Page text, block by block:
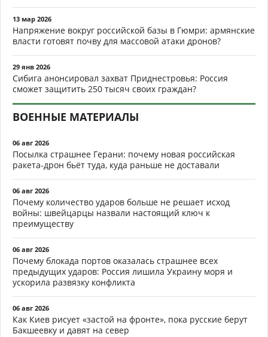
13 мар 2026
Напряжение вокруг российской базы в Гюмри: армянские
власти готовят почву для массовой атаки дронов?
29 янв 2026
Сибига анонсировал захват Приднестровья: Россия
сможет защитить 250 тысяч своих граждан?
ВОЕННЫЕ МАТЕРИАЛЫ
06 авг 2026
Посылка страшнее Герани: почему новая российская
ракета-дрон бьёт туда, куда раньше не доставали
06 авг 2026
Почему количество ударов больше не решает исход
войны: швейцарцы назвали настоящий ключ к
преимуществу
06 авг 2026
Почему блокада портов оказалась страшнее всех
предыдущих ударов: Россия лишила Украину моря и
ускорила развязку конфликта
06 авг 2026
Как Киев рисует «застой на фронте», пока русские берут
Бакшеевку и давят на север